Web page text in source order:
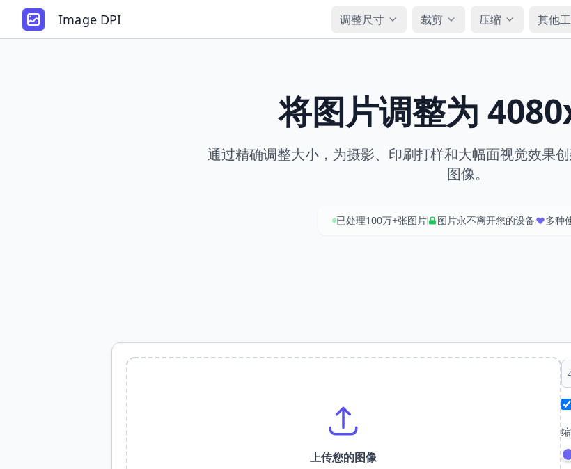
Image DPI 调整尺寸 裁剪 压缩 其他
将图片调整为
通过精确调整大小，为摄影、印刷打样和大幅面视觉效果
图像。
已处理100万+张图片 图片永不离开您的设备 多种
上传您的图像